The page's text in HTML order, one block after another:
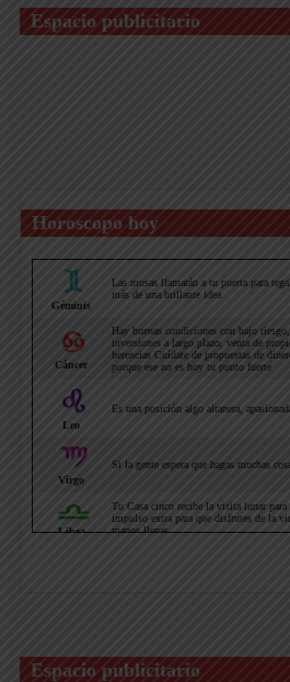
Espacio publicitario
Horoscopo hoy
Espacio publicitario